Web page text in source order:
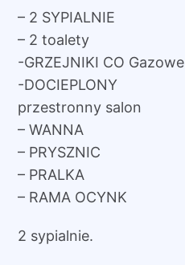
– 2 SYPIALNIE
– 2 toalety
-GRZEJNIKI CO Gazowe
-DOCIEPLONY
przestronny salon
– WANNA
– PRYSZNIC
– PRALKA
– RAMA OCYNK
2 sypialnie.